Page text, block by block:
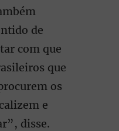
de
com que
que
os
e
disse.